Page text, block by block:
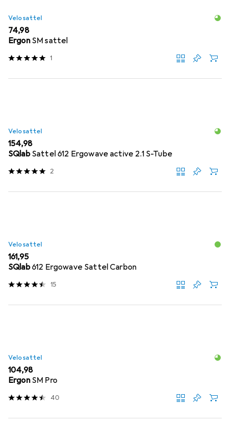
Velosattel
EUR
74,98
Ergon SM sattel
1
Velosattel
EUR
154,98
SQlab Sattel 612 Ergowave active 2.1 S-Tube
2
Velosattel
EUR
161,95
SQlab612 Ergowave Sattel Carbon
15
Velosattel
EUR
104,98
Ergon SM Pro
40